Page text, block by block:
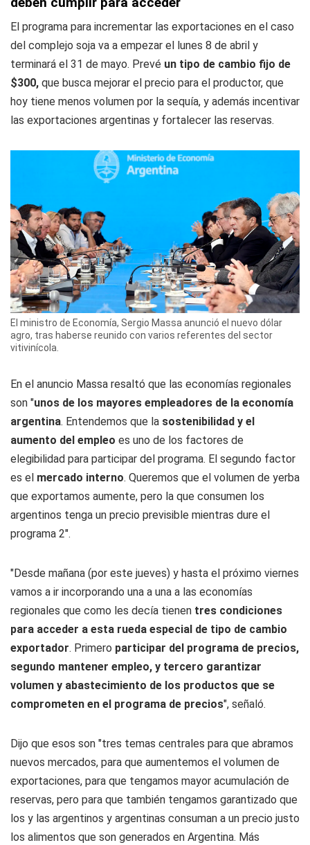
El programa para incrementar las exportaciones en el caso
del complejo soja va a empezar el lunes 8 de abril y
terminará el 31 de mayo. Prevé un tipo de cambio fijo de
$300, que busca mejorar el precio para el productor, que
hoy tiene menos volumen por la sequía, y además incentivar
las exportaciones argentinas y fortalecer las reservas.
El ministro de Economía, Sergio Massa anunció el nuevo dólar
agro, tras haberse reunido con varios referentes del sector
vitivinícola.
En el anuncio Massa resaltó que las economías regionales
son "unos de los mayores empleadores de la economía
argentina. Entendemos que la sostenibilidad y el
aumento del empleo es uno de los factores de
elegibilidad para participar del programa. El segundo factor
es el mercado interno. Queremos que el volumen de yerba
que exportamos aumente, pero la que consumen los
argentinos tenga un precio previsible mientras dure el
programa 2".
"Desde mañana (por este jueves) y hasta el próximo viernes
vamos a ir incorporando una a una a las economías
regionales que como les decía tienen tres condiciones
para acceder a esta rueda especial de tipo de cambio
exportador. Primero participar del programa de precios,
segundo mantener empleo, y tercero garantizar
volumen y abastecimiento de los productos que se
comprometen en el programa de precios", señaló.
Dijo que esos son "tres temas centrales para que abramos
nuevos mercados, para que aumentemos el volumen de
exportaciones, para que tengamos mayor acumulación de
reservas, pero para que también tengamos garantizado que
los y las argentinos y argentinas consuman a un precio justo
los alimentos que son generados en Argentina. Más